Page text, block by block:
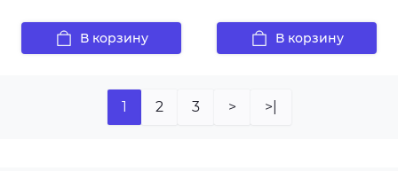
В корзину В корзину
1 2 3 > >|